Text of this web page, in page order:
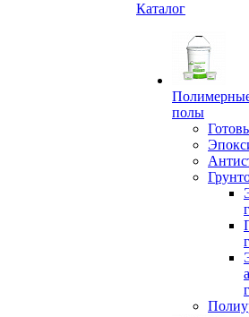
Каталог
полы